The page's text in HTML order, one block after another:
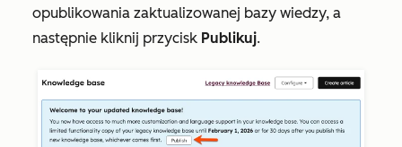
opublikowania zaktualizowanej bazy wiedzy, a
następnie kliknij przycisk Publikuj.